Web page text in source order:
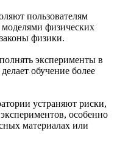
пользователям
физических
физики.
эксперименты в
обучение более
устраняют риски,
особенно
материалах или